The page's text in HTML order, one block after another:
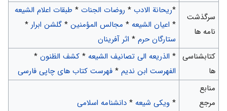
سرگذشت
نامه ها
*ريحانة الادب* روضات الجنات* طبقات اعلام الشیعه‌
* اعیان الشیعه* مجالس المؤمنین* گلشن ابرار*
ستارگان حرم* اثر آفرینان
کتابشناسی
ها
* الذریعه الی تصانیف الشیعه* کشف الظنون*
الفهرست ابن ندیم* فهرست کتاب های چاپی فارسی
منابع
مرجع
* ویکی شیعه* دانشنامه اسلامی